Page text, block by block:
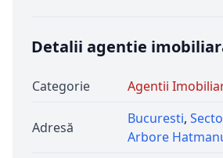
Detalii agentie
Categorie Agentii
Adresă
Bucuresti,
Arbore